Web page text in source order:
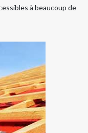
à beaucoup de